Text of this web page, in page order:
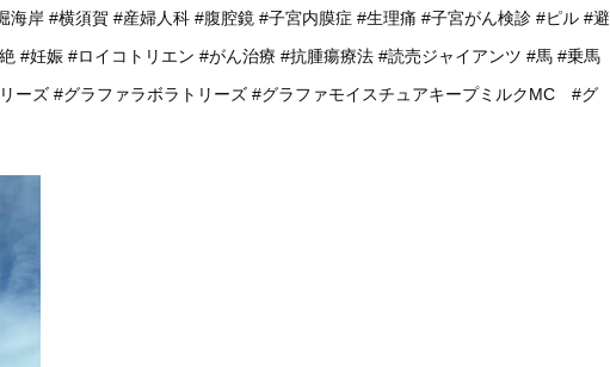
海岸 #横須賀 #産婦人科 #腹腔鏡 #子宮内膜症 #生理痛 #子宮がん検診 #ピル #避
#妊娠 #ロイコトリエン #がん治療 #抗腫瘍療法 #読売ジャイアンツ #馬 #乗馬
ーズ #グラファラボラトリーズ #グラファモイスチュアキープミルクMC
#グ